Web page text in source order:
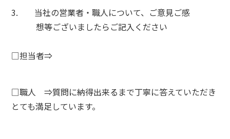
3. 当社の営業者・職人について、ご意見ご感
想等ございましたらご記入ください
□担当者⇒
□職人⇒質問に納得出来るまで丁寧に答えていただき
とても満足しています。